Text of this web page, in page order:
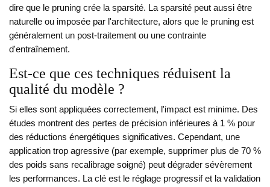
dire que le pruning crée la sparsité. La sparsité peut aussi être
naturelle ou imposée par l'architecture, alors que le pruning est
généralement un post-traitement ou une contrainte
d'entraînement.
Est-ce que ces techniques réduisent la
qualité du modèle ?
Si elles sont appliquées correctement, l'impact est minime. Des
études montrent des pertes de précision inférieures à 1 % pour
des réductions énergétiques significatives. Cependant, une
application trop agressive (par exemple, supprimer plus de 70 %
des poids sans recalibrage soigné) peut dégrader sévèrement
les performances. La clé est le réglage progressif et la validation